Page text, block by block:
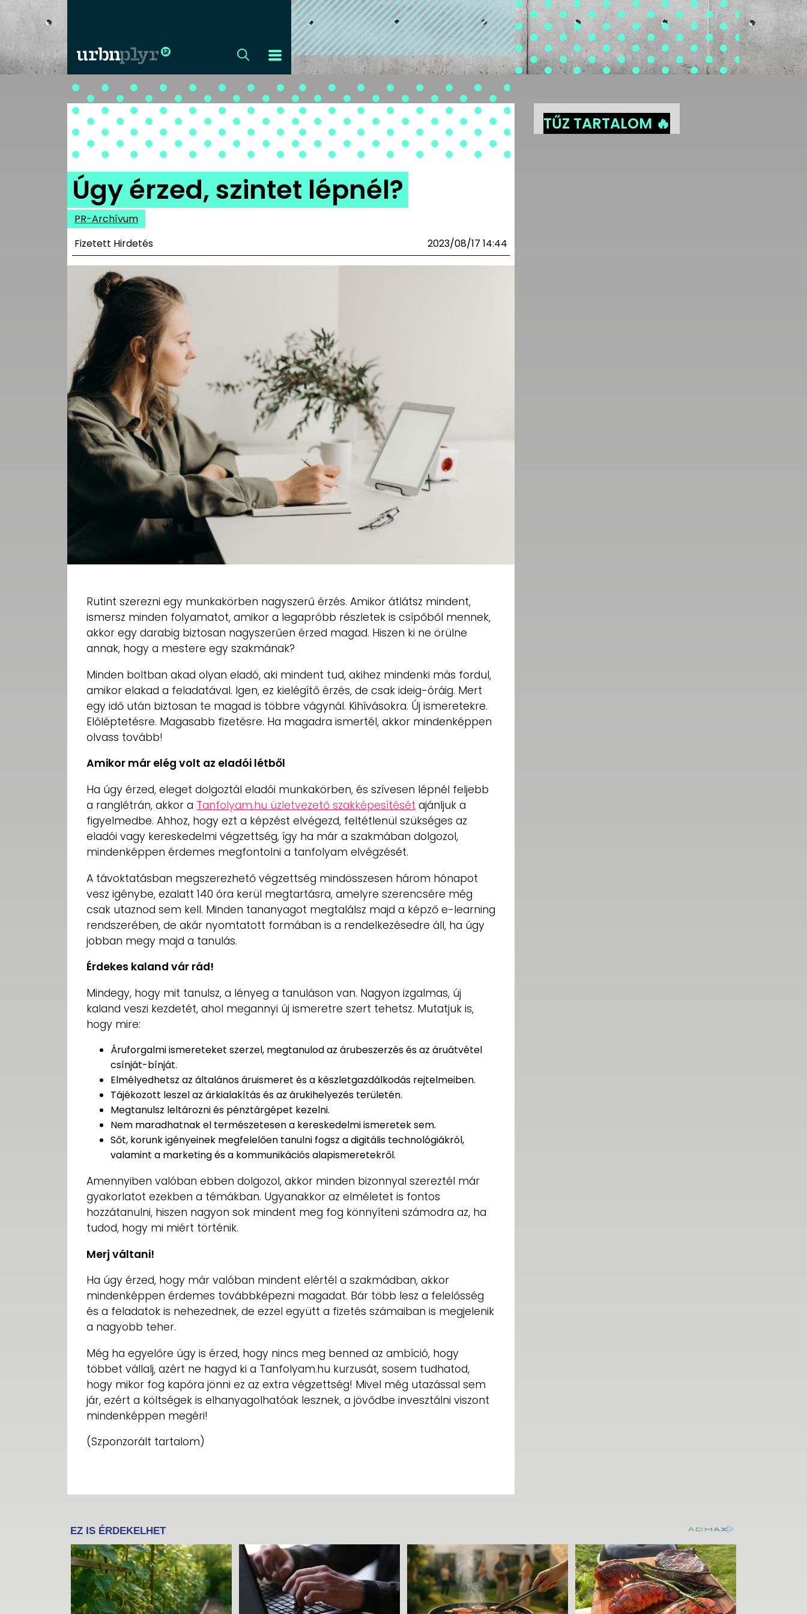
CÍMLAP
DIZÁJN
DIVAT
HIP
UTCA
ZENE
MÉDIAAJÁNLAT
IMPRESSZUM
PR-ARCHÍVUM
ADATKEZELÉSI
TÁJÉKOZTATÓ
Úgy érzed, szintet lépnél?
PR-Archívum
Fizetett Hirdetés
2023/08/17 14:44
Rutint szerezni egy munkakörben nagyszerű érzés. Amikor átlátsz mindent,
ismersz minden folyamatot, amikor a legapróbb részletek is csípőből mennek,
akkor egy darabig biztosan nagyszerűen érzed magad. Hiszen ki ne örülne
annak, hogy a mestere egy szakmának?
Minden boltban akad olyan eladó, aki mindent tud, akihez mindenki más fordul,
amikor elakad a feladatával. Igen, ez kielégítő érzés, de csak ideig-óráig. Mert
egy idő után biztosan te magad is többre vágynál. Kihívásokra. Új ismeretekre.
Előléptetésre. Magasabb fizetésre. Ha magadra ismertél, akkor mindenképpen
olvass tovább!
Amikor már elég volt az eladói létből
Ha úgy érzed, eleget dolgoztál eladói munkakörben, és szívesen lépnél feljebb
a ranglétrán, akkor a Tanfolyam.hu üzletvezető szakképesítését ajánljuk a
figyelmedbe. Ahhoz, hogy ezt a képzést elvégezd, feltétlenül szükséges az
eladói vagy kereskedelmi végzettség, így ha már a szakmában dolgozol,
mindenképpen érdemes megfontolni a tanfolyam elvégzését.
A távoktatásban megszerezhető végzettség mindösszesen három hónapot
vesz igénybe, ezalatt 140 óra kerül megtartásra, amelyre szerencsére még
csak utaznod sem kell. Minden tananyagot megtalálsz majd a képző e-learning
rendszerében, de akár nyomtatott formában is a rendelkezésedre áll, ha úgy
jobban megy majd a tanulás.
Érdekes kaland vár rád!
Mindegy, hogy mit tanulsz, a lényeg a tanuláson van. Nagyon izgalmas, új
kaland veszi kezdetét, ahol megannyi új ismeretre szert tehetsz. Mutatjuk is,
hogy mire:
Áruforgalmi ismereteket szerzel, megtanulod az árubeszerzés és az áruátvétel
csínját-bínját.
Elmélyedhetsz az általános áruismeret és a készletgazdálkodás rejtelmeiben.
Tájékozott leszel az árkialakítás és az árukihelyezés területén.
Megtanulsz leltározni és pénztárgépet kezelni.
Nem maradhatnak el természetesen a kereskedelmi ismeretek sem.
Sőt, korunk igényeinek megfelelően tanulni fogsz a digitális technológiákról,
valamint a marketing és a kommunikációs alapismeretekről.
Amennyiben valóban ebben dolgozol, akkor minden bizonnyal szereztél már
gyakorlatot ezekben a témákban. Ugyanakkor az elméletet is fontos
hozzátanulni, hiszen nagyon sok mindent meg fog könnyíteni számodra az, ha
tudod, hogy mi miért történik.
Merj váltani!
Ha úgy érzed, hogy már valóban mindent elértél a szakmádban, akkor
mindenképpen érdemes továbbképezni magadat. Bár több lesz a felelősség
és a feladatok is nehezednek, de ezzel együtt a fizetés számaiban is megjelenik
a nagyobb teher.
Még ha egyelőre úgy is érzed, hogy nincs meg benned az ambíció, hogy
többet vállalj, azért ne hagyd ki a Tanfolyam.hu kurzusát, sosem tudhatod,
hogy mikor fog kapóra jönni ez az extra végzettség! Mivel még utazással sem
jár, ezért a költségek is elhanyagolhatóak lesznek, a jövődbe invesztálni viszont
mindenképpen megéri!
(Szponzorált tartalom)
TŰZ TARTALOM 🔥